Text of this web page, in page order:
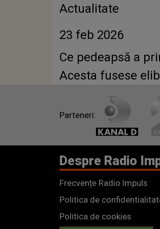
Actualitate
23 feb 2026
Ce pedeapsă a
Acesta fusese
Parteneri:
Despre Radio
Frecvențe Radio Impuls
Politica de
Politica de cookies